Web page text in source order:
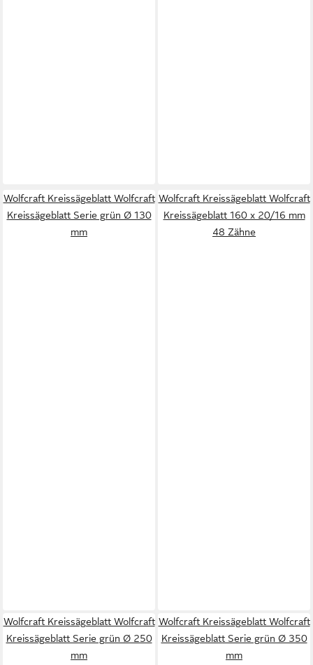
Wolfcraft Kreissägeblatt Wolfcraft
Kreissägeblatt Serie grün Ø 130
mm
Wolfcraft Kreissägeblatt Wolfcraft
Kreissägeblatt 160 x 20/16 mm
48 Zähne
Wolfcraft Kreissägeblatt Wolfcraft
Kreissägeblatt Serie grün Ø 250
mm
Wolfcraft Kreissägeblatt Wolfcraft
Kreissägeblatt Serie grün Ø 350
mm